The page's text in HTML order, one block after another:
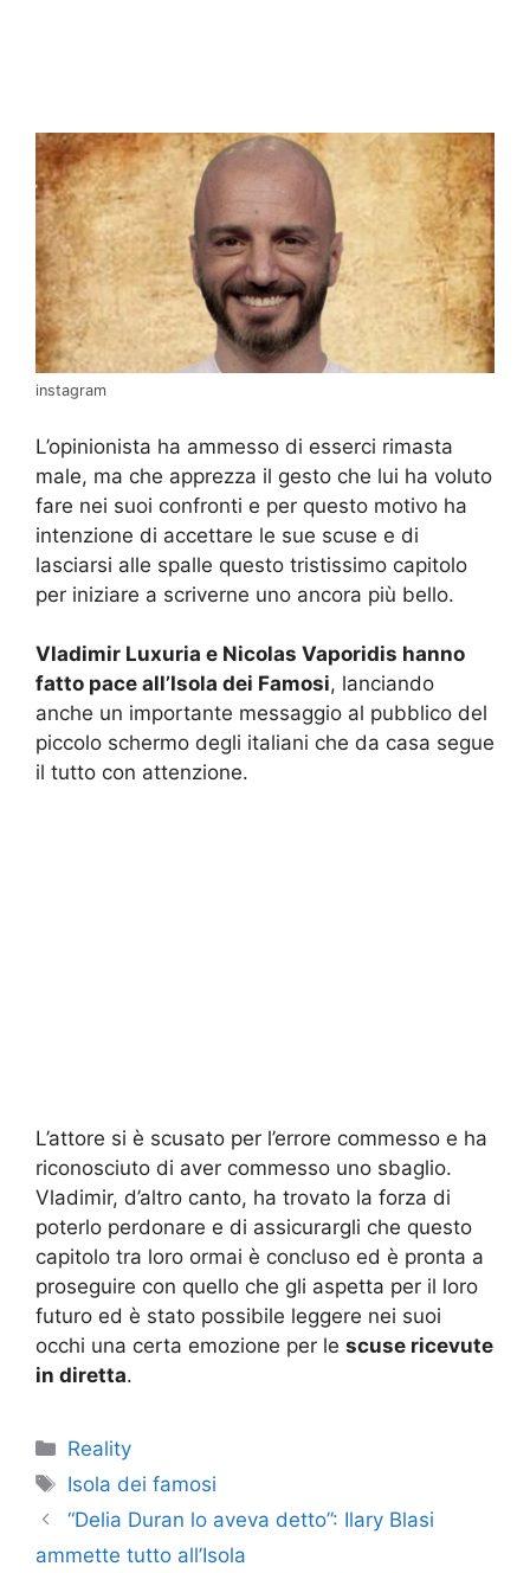
instagram
L’opinionista ha ammesso di esserci rimasta
male, ma che apprezza il gesto che lui ha voluto
fare nei suoi confronti e per questo motivo ha
intenzione di accettare le sue scuse e di
lasciarsi alle spalle questo tristissimo capitolo
per iniziare a scriverne uno ancora più bello.
Vladimir Luxuria e Nicolas Vaporidis hanno
fatto pace all’Isola dei Famosi, lanciando
anche un importante messaggio al pubblico del
piccolo schermo degli italiani che da casa segue
il tutto con attenzione.
L’attore si è scusato per l’errore commesso e ha
riconosciuto di aver commesso uno sbaglio.
Vladimir, d’altro canto, ha trovato la forza di
poterlo perdonare e di assicurargli che questo
capitolo tra loro ormai è concluso ed è pronta a
proseguire con quello che gli aspetta per il loro
futuro ed è stato possibile leggere nei suoi
occhi una certa emozione per le scuse ricevute
in diretta.
Categorie
Reality
Tag
Isola dei famosi
“Delia Duran lo aveva detto”: Ilary Blasi
ammette tutto all’Isola